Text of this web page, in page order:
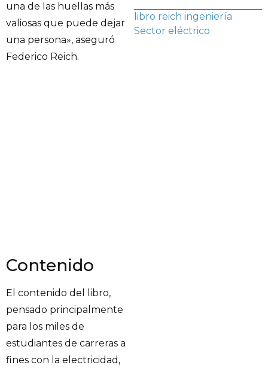
una de las huellas más
valiosas que puede dejar
una persona», aseguró
Federico Reich.
Contenido
El contenido del libro,
pensado principalmente
para los miles de
estudiantes de carreras a
fines con la electricidad,
libro reich ingeniería
Sector eléctrico